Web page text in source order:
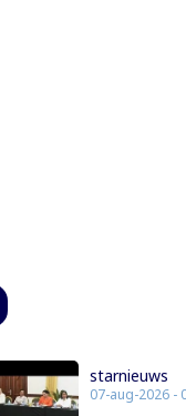
starnieuws
07-aug-2026 -